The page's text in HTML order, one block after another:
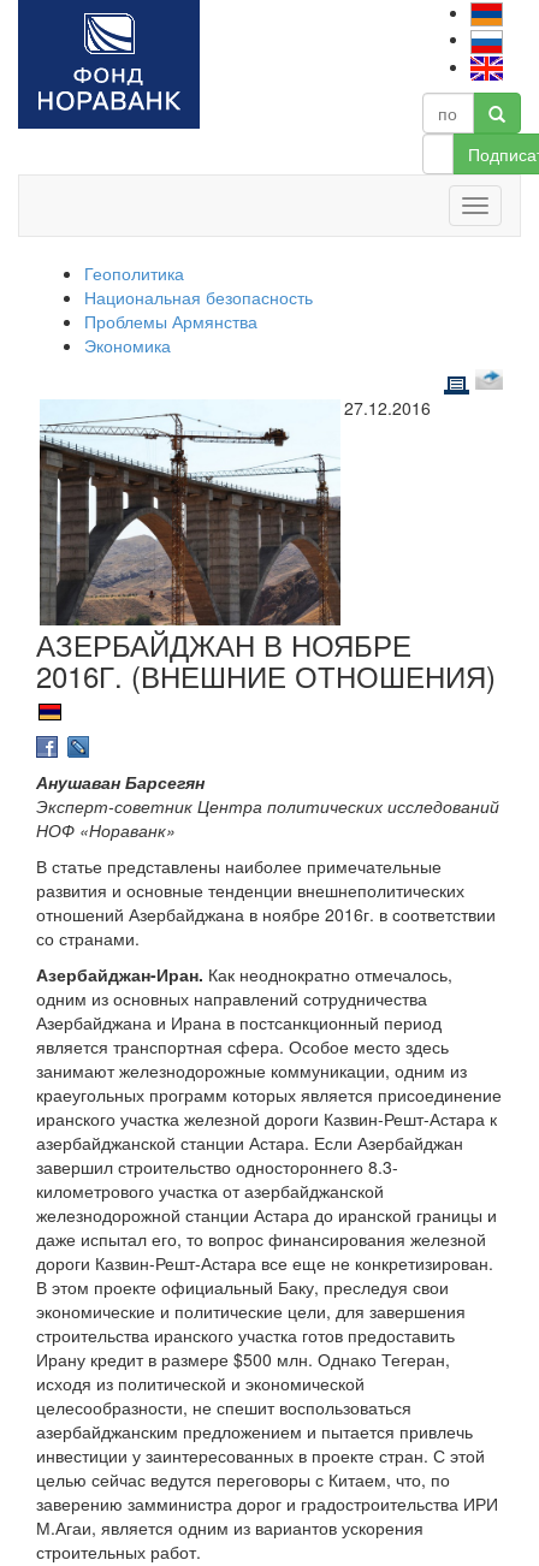
Геополитика
Национальная безопасность
Проблемы Армянства
Экономика
27.12.2016
АЗЕРБАЙДЖАН В НОЯБРЕ
2016Г. (ВНЕШНИЕ ОТНОШЕНИЯ)
Анушаван Барсегян
Эксперт-советник Центра политических исследований
НОФ «Нораванк»
В статье представлены наиболее примечательные
развития и основные тенденции внешнеполитических
отношений Азербайджана в ноябре 2016г. в соответствии
со странами.
Азербайджан-Иран. Как неоднократно отмечалось,
одним из основных направлений сотрудничества
Азербайджана и Ирана в постсанкционный период
является транспортная сфера. Особое место здесь
занимают железнодорожные коммуникации, одним из
краеугольных программ которых является присоединение
иранского участка железной дороги Казвин-Решт-Астара к
азербайджанской станции Астара. Если Азербайджан
завершил строительство одностороннего 8.3-
километрового участка от азербайджанской
железнодорожной станции Астара до иранской границы и
даже испытал его, то вопрос финансирования железной
дороги Казвин-Решт-Астара все еще не конкретизирован.
В этом проекте официальный Баку, преследуя свои
экономические и политические цели, для завершения
строительства иранского участка готов предоставить
Ирану кредит в размере $500 млн. Однако Тегеран,
исходя из политической и экономической
целесообразности, не спешит воспользоваться
азербайджанским предложением и пытается привлечь
инвестиции у заинтересованных в проекте стран. С этой
целью сейчас ведутся переговоры с Китаем, что, по
заверению замминистра дорог и градостроительства ИРИ
М.Агаи, является одним из вариантов ускорения
строительных работ.